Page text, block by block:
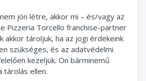
jön létre, akkor mi – és/vagy az
Pizzeria Torcello franchise-partner
akkor tároljuk, ha az jogi érdekeink
szükséges, és az adatvédelmi
kezeljük. Ön bárminemű
tárolás ellen.